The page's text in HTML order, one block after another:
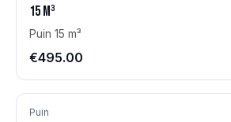
15 m³
Puin 15 m³
€495.00
Puin